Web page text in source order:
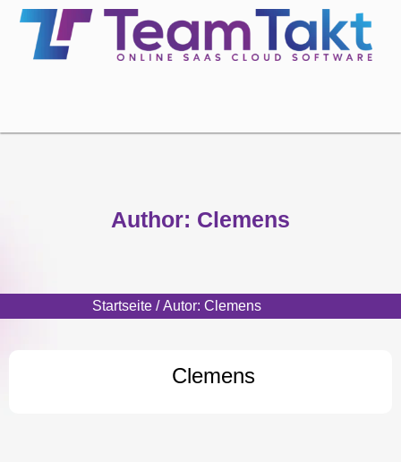
Author: Clemens
Startseite / Autor: Clemens
Clemens